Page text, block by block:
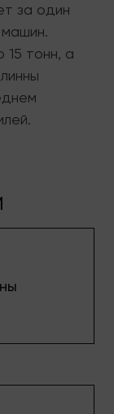
за один
15 тонн, а